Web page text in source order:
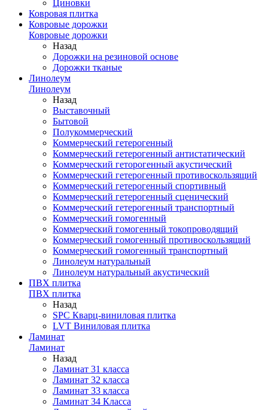
Циновки
Ковровая плитка
Ковровые дорожки
Ковровые дорожки
Назад
Дорожки на резиновой основе
Дорожки тканые
Линолеум
Линолеум
Назад
Выставочный
Бытовой
Полукоммерческий
Коммерческий гетерогенный
Коммерческий гетерогенный антистатический
Коммерческий геторогенный акустический
Коммерческий гетерогенный противоскользящий
Коммерческий гетерогенный спортивный
Коммерческий гетерогенный сценический
Коммерческий гетерогенный транспортный
Коммерческий гомогенный
Коммерческий гомогенный токопроводящий
Коммерческий гомогенный противоскользящий
Коммерческий гомогенный транспортный
Линолеум натуральный
Линолеум натуральный акустический
ПВХ плитка
ПВХ плитка
Назад
SPC Кварц-виниловая плитка
LVT Виниловая плитка
Ламинат
Ламинат
Назад
Ламинат 31 класса
Ламинат 32 класса
Ламинат 33 класса
Ламинат 34 Класса